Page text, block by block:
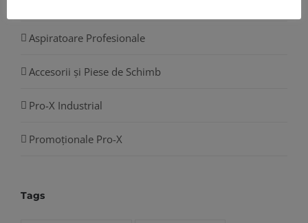
Aspiratoare Profesionale
Accesorii și Piese de Schimb
Pro-X Industrial
Promoționale Pro-X
Tags